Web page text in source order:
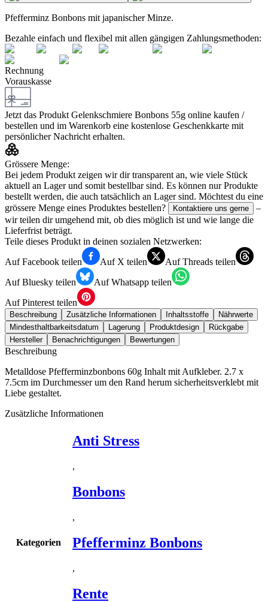
Pfefferminz Bonbons mit japanischer Minze.
Bezahle einfach und flexibel mit allen gängigen Zahlungsmethoden:
Rechnung
Vorauskasse
Jetzt das Produkt Gelenkschmiere Bonbons 55g online kaufen /
bestellen und im Warenkorb eine kostenlose Geschenkkarte mit
persönlicher Nachricht erhalten.
Grössere Menge:
Bei jedem Produkt zeigen wir dir transparent an, wie viele Stück
aktuell an Lager und somit bestellbar sind. Es können nur Produkte
bestellt werden, die auch tatsächlich an Lager sind. Möchtest du eine
grössere Menge eines Produktes bestellen?
Kontaktiere uns gerne
–
wir teilen dir umgehend mit, ob dies möglich ist und wie lange die
Lieferfrist beträgt.
Teile dieses Produkt in deinen sozialen Netzwerken:
Auf Facebook teilen
Auf X teilen
Auf Threads teilen
Auf Bluesky teilen
Auf Whatsapp teilen
Auf Pinterest teilen
Beschreibung Zusätzliche Informationen Inhaltsstoffe
Nährwerte
Mindesthaltbarkeitsdatum
Lagerung Produktdesign
Rückgabe
Hersteller
Benachrichtigungen Bewertungen
Beschreibung
Metalldose Pfefferminzbonbons 60g Inhalt mit Aufkleber. 2.7 x
7.5cm im Durchmesser um den Rand herum sicherheitsverklebt mit
Liebe gestaltet.
Zusätzliche Informationen
Kategorien
Anti Stress
,
Bonbons
,
Pfefferminz Bonbons
,
Rente